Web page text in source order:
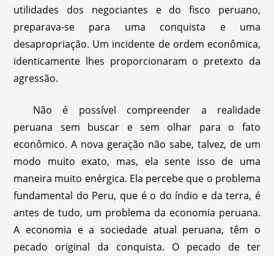
utilidades dos negociantes e do fisco peruano,
preparava-se para uma conquista e uma
desapropriação. Um incidente de ordem econômica,
identicamente lhes proporcionaram o pretexto da
agressão.
Não é possível compreender a realidade
peruana sem buscar e sem olhar para o fato
econômico. A nova geração não sabe, talvez, de um
modo muito exato, mas, ela sente isso de uma
maneira muito enérgica. Ela percebe que o problema
fundamental do Peru, que é o do índio e da terra, é
antes de tudo, um problema da economia peruana.
A economia e a sociedade atual peruana, têm o
pecado original da conquista. O pecado de ter